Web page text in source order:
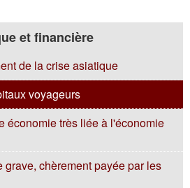
et financière
de la crise asiatique
voyageurs
économie très liée à l'économie
chèrement payée par les